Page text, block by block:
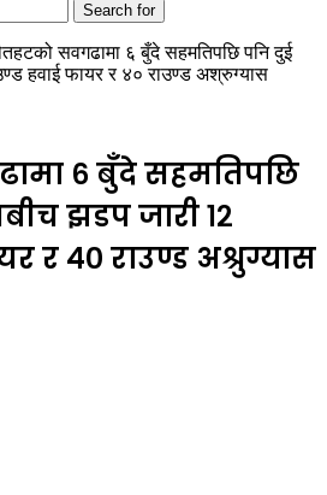
Search for
सवगढामा ६ बुँदे सहमतिपछि पनि दुई
हवाई फायर र ४० राउण्ड अश्रुग्यास
६ बुँदे सहमतिपछि
झडप जारी १२
र ४० राउण्ड अश्रुग्यास